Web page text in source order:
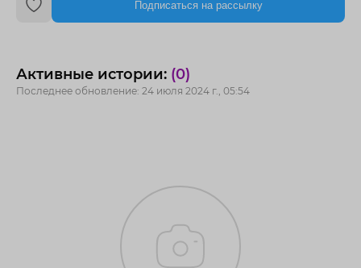
Подписаться на рассылку
Активные истории: (0)
Последнее обновление: 24 июля 2024 г., 05:54